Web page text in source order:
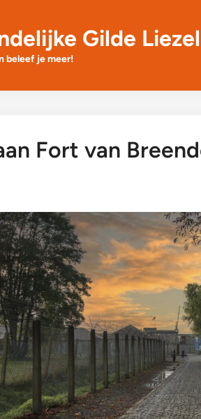
Gilde
beleef je meer!
Fort van